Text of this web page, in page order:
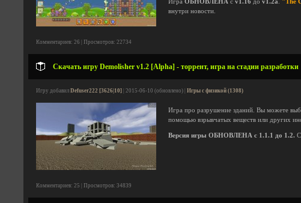
Игра ОБНОВЛЕНА с v1.16 до v1.2a "The
внутри новости.
Комментариев: 26 | Просмотров: 22734
Скачать игру Demolisher v1.2 [Alpha] - торрент, игра на стадии разработки
Игру добавил Defuser222 [3626|10] | 2015-06-10 (обновлено) | Игры с физикой (1308)
Игра про разрушение зданий. Вы можете
помощью взрывчатых веществ или других
Версия игры ОБНОВЛЕНА с 1.1.1 до 1.2.
Комментариев: 25 | Просмотров: 34839